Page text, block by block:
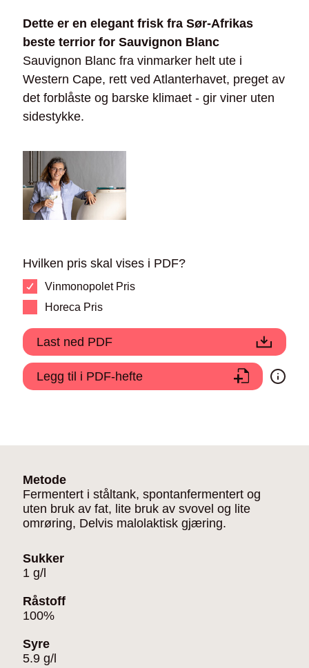
Dette er en elegant frisk fra Sør-Afrikas
beste terrior for Sauvignon Blanc
Sauvignon Blanc fra vinmarker helt ute i
Western Cape, rett ved Atlanterhavet, preget av
det forblåste og barske klimaet - gir viner uten
sidestykke.
Hvilken pris skal vises i PDF?
Vinmonopolet Pris
Horeca Pris
Last ned PDF
Legg til i PDF-hefte
Metode
Fermentert i ståltank, spontanfermentert og
uten bruk av fat, lite bruk av svovel og lite
omrøring, Delvis malolaktisk gjæring.
Sukker
1 g/l
Råstoff
100%
Syre
5.9 g/l